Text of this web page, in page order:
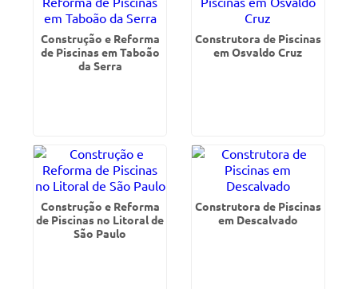
Construção e Reforma
de Piscinas em Taboão
da Serra
Construtora de Piscinas
em Osvaldo Cruz
Construção e Reforma
de Piscinas no Litoral de
São Paulo
Construtora de Piscinas
em Descalvado